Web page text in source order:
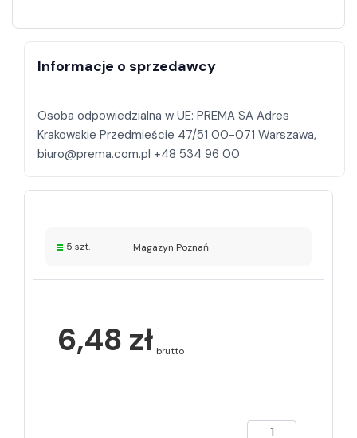
Informacje o sprzedawcy
Osoba odpowiedzialna w UE: PREMA SA Adres
Krakowskie Przedmieście 47/51 00-071 Warszawa,
5 szt. Magazyn Poznań
6,48 zł brutto